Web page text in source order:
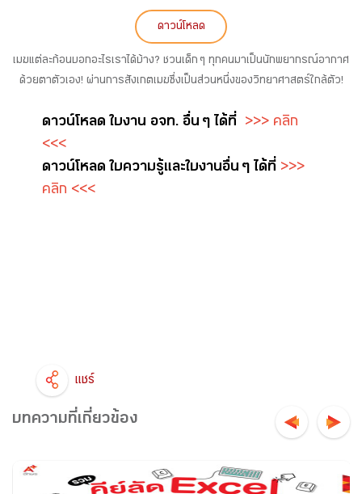
ดาวน์โหลด
เมฆแต่ละก้อนบอกอะไรเราได้บ้าง? ชวนเด็ก ๆ ทุกคนมาเป็นนักพยากรณ์อากาศ
ด้วยตาตัวเอง! ผ่านการสังเกตเมฆซึ่งเป็นส่วนหนึ่งของวิทยาศาสตร์ใกล้ตัว!
ดาวน์โหลด ใบงาน อจท. อื่น ๆ ได้ที่ >>> คลิก
<<<
ดาวน์โหลด ใบความรู้และใบงาน อื่น ๆ ได้ที่ >>>
คลิก <<<
แชร์
บทความที่เกี่ยวข้อง